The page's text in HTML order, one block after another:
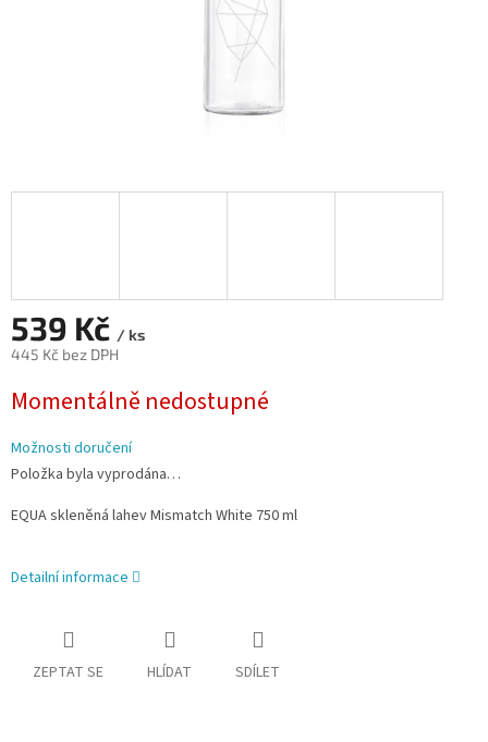
539 Kč / ks
445 Kč bez DPH
cena:
Momentálně nedostupné
Možnosti doručení
Položka byla vyprodána…
EQUA skleněná lahevMismatch White 750 ml
Detailní informace
ZEPTAT SE HLÍDAT SDÍLET